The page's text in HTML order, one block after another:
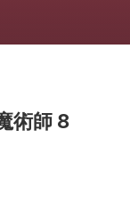
術師 8